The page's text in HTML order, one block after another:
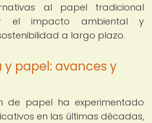
al papel tradicional
el impacto ambiental y
a largo plazo.
y papel: avances y
de papel ha experimentado
en las últimas décadas,